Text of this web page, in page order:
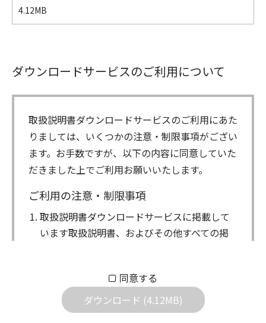
4.12MB
ダウンロードサービスのご利用について
取扱説明書ダウンロードサービスのご利用にあた
りましては、いくつかの注意・制限事項がござい
ます。お手数ですが、以下の内容に同意していた
だきました上でご利用お願いいたします。
ご利用の注意・制限事項
取扱説明書ダウンロードサービスに掲載して
います取扱説明書、およびその他すべての掲
属します。ダウンロードした取扱説明書は、
個人が本来の目的でご使用されることは可能
ですが、権利者の許諾を得ることなく、以下
同意する
ダウンロード (4.12MB)